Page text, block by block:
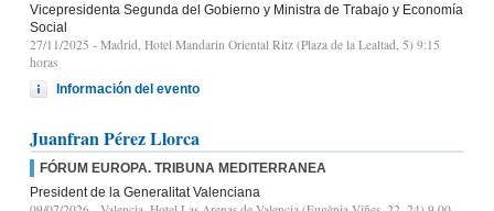
Vicepresidenta Segunda del Gobierno y Ministra de Trabajo y Economía
Social
27/11/2025 - Madrid, Hotel Mandarin Oriental Ritz (Plaza de la Lealtad, 5) 9:15
horas
Información del evento
Juanfran Pérez Llorca
FÓRUM EUROPA. TRIBUNA MEDITERRANEA
President de la Generalitat Valenciana